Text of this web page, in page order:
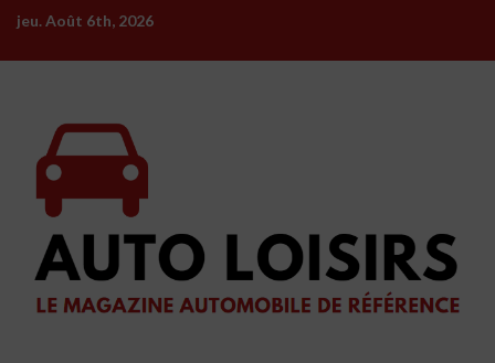
Skip
content
jeu. Août 6th, 2026